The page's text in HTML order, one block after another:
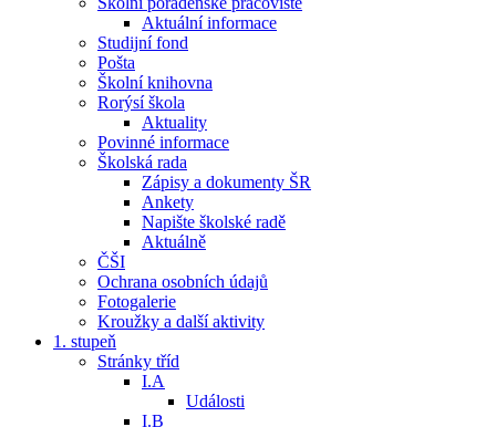
Aktuální informace
Studijní fond
Pošta
Školní knihovna
Rorýsí škola
Aktuality
Povinné informace
Školská rada
Zápisy a dokumenty ŠR
Ankety
Napište školské radě
Aktuálně
ČŠI
Ochrana osobních údajů
Fotogalerie
Kroužky a další aktivity
1. stupeň
Stránky tříd
I.A
Události
I.B